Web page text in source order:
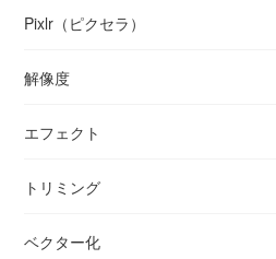
Pixlr（ピクセラ）
解像度
エフェクト
トリミング
ベクター化